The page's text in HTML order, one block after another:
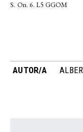
S. On. 6. L5 GGOM
AUTOR/A